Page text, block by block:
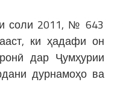
соли 2011, № 643
ки ҳадафи он
дар Ҷумҳурии
дурнамоҳо ва